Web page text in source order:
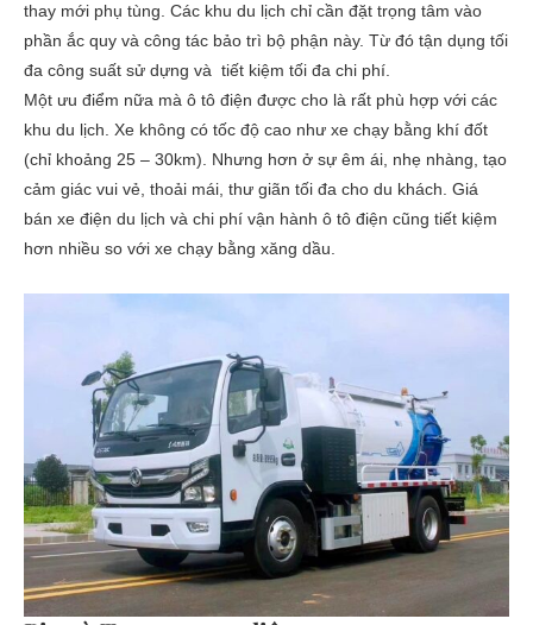
thay mới phụ tùng. Các khu du lịch chỉ cần đặt trọng tâm vào
phần ắc quy và công tác bảo trì bộ phận này. Từ đó tận dụng tối
đa công suất sử dựng và tiết kiệm tối đa chi phí.
Một ưu điểm nữa mà ô tô điện được cho là rất phù hợp với các
khu du lịch. Xe không có tốc độ cao như xe chạy bằng khí đốt
(chỉ khoảng 25 – 30km). Nhưng hơn ở sự êm ái, nhẹ nhàng, tạo
cảm giác vui vẻ, thoải mái, thư giãn tối đa cho du khách. Giá
bán xe điện du lịch và chi phí vận hành ô tô điện cũng tiết kiệm
hơn nhiều so với xe chạy bằng xăng dầu.